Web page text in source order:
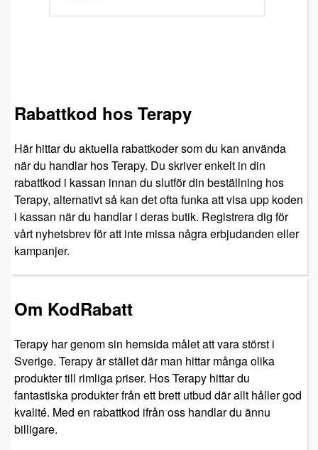
Rabattkod hos Terapy
Här hittar du aktuella rabattkoder som du kan använda
när du handlar hos Terapy. Du skriver enkelt in din
rabattkod i kassan innan du slutför din beställning hos
Terapy, alternativt så kan det ofta funka att visa upp koden
i kassan när du handlar i deras butik. Registrera dig för
vårt nyhetsbrev för att inte missa några erbjudanden eller
kampanjer.
Om KodRabatt
Terapy har genom sin hemsida målet att vara störst i
Sverige. Terapy är stället där man hittar många olika
produkter till rimliga priser. Hos Terapy hittar du
fantastiska produkter från ett brett utbud där allt håller god
kvalité. Med en rabattkod ifrån oss handlar du ännu
billigare.